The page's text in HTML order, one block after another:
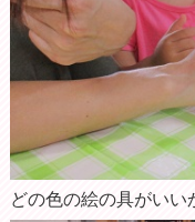
どの色の絵の具がいい